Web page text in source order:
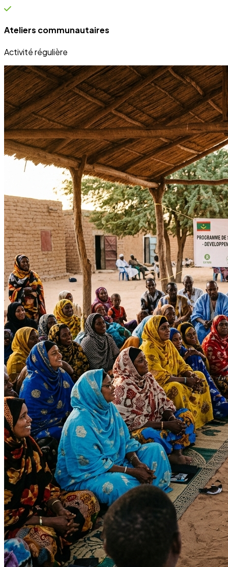
Impact Direct
+150
Interventions réussies cette année.
Blog & Actualités
Dernières nouvelles du terrain
Toute l'actualité